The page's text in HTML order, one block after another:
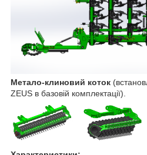
Метало-клиновий коток
ZEUS в базовій комплектації).